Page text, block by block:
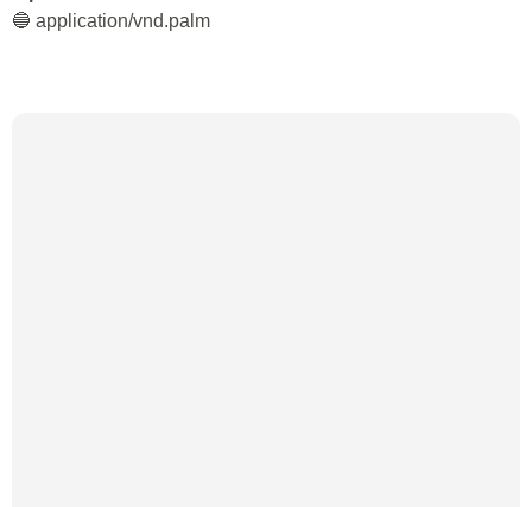
🔵 application/vnd.palm